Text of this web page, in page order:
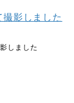
しました